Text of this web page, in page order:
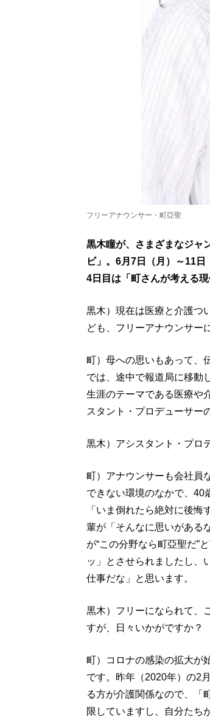
フリーアナウンサー・町亞聖
黒木瞳が、さまざまなジャ
ビ」。6月7日（月）～11日
4日目は「町さんが考える
黒木）現在は医療と介護つ
ども、フリーアナウンサー
町）母への思いもあって、
では、途中で報道局に移動
生涯のテーマである医療や
スタント・プロデューサー
黒木）アシスタント・プロ
町）アナウンサーも会社員
できない環境のなかで、40
「いま倒れたら絶対に後
輩が「そんなに思いがある
が“この分野なら町亞聖だ”
ッ」とさせられましたし、
仕事だな」と思います。
黒木）フリーになられて、
すが、日々いかがですか？
町）コロナの感染の拡大が
です。昨年（2020年）の2
る方が介護関係なので、「
限していますし、自分たち